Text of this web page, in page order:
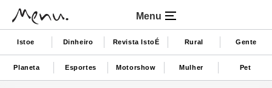
Menu
Istoe Dinheiro Revista IstoÉ Rural Gente
Planeta Esportes Motorshow Mulher Pet